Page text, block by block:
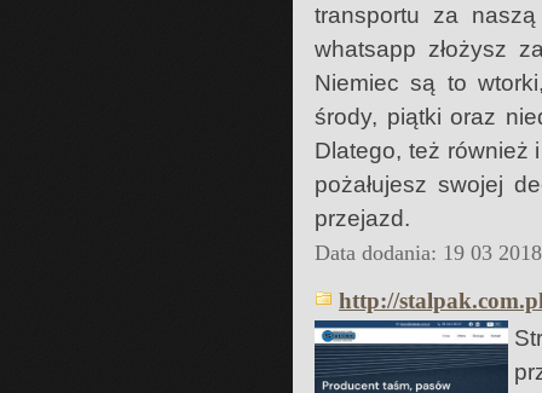
transportu za
whatsapp złożysz
Niemiec są to
środy, piątki oraz
Dlatego, też również
pożałujesz swojej
przejazd.
Data dodania: 19 03
http://